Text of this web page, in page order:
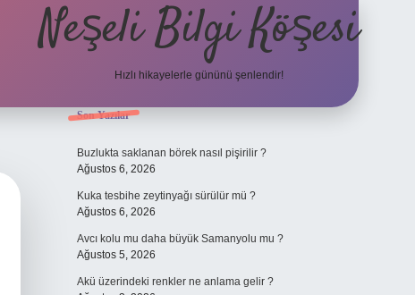
Neşeli Bilgi Köşesi
Hızlı hikayelerle gününü şenlendir!
Sidebar
Son Yazılar
Buzlukta saklanan börek nasıl pişirilir ?
Ağustos 6, 2026
Kuka tesbihe zeytinyağı sürülür mü ?
Ağustos 6, 2026
Avcı kolu mu daha büyük Samanyolu mu ?
Ağustos 5, 2026
Akü üzerindeki renkler ne anlama gelir ?
ilbet mobil girişen iyi bahis siteleri